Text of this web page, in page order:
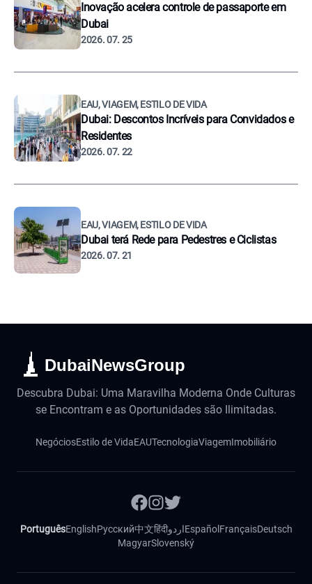
Inovação acelera controle de passaporte em
Dubai
2026. 07. 25
EAU, VIAGEM, ESTILO DE VIDA
Dubai: Descontos Incríveis para Convidados e
Residentes
2026. 07. 22
EAU, VIAGEM, ESTILO DE VIDA
Dubai terá Rede para Pedestres e Ciclistas
2026. 07. 21
DubaiNewsGroup
Descubra Dubai: Uma Maravilha Moderna Onde Culturas
se Encontram e as Oportunidades são Ilimitadas.
NegóciosEstilo de VidaEAUTecnologiaViagemImobiliário
PortuguêsEnglishРусский中文हिंदीاردوEspañol FrançaisDeutsch
MagyarSlovenský